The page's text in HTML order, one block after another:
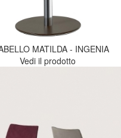
MATILDA - INGENIA
Vedi il prodotto